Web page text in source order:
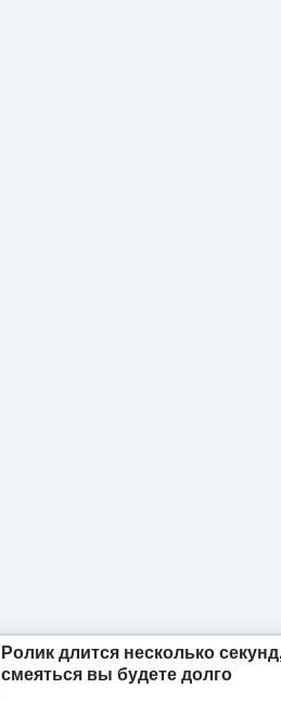
Ролик длится несколько
смеяться вы будете долго